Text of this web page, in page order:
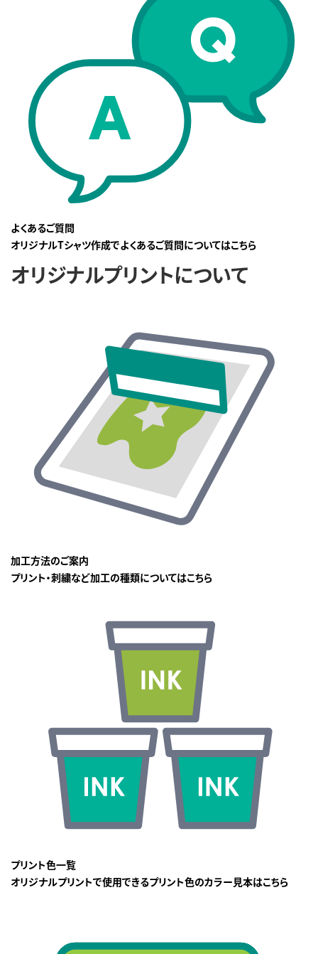
よくあるご質問
オリジナルTシャツ作成でよくあるご質問についてはこちら
オリジナルプリントについて
加工方法のご案内
プリント・刺繍など加工の種類についてはこちら
プリント色一覧
オリジナルプリントで使用できるプリント色のカラー見本はこちら